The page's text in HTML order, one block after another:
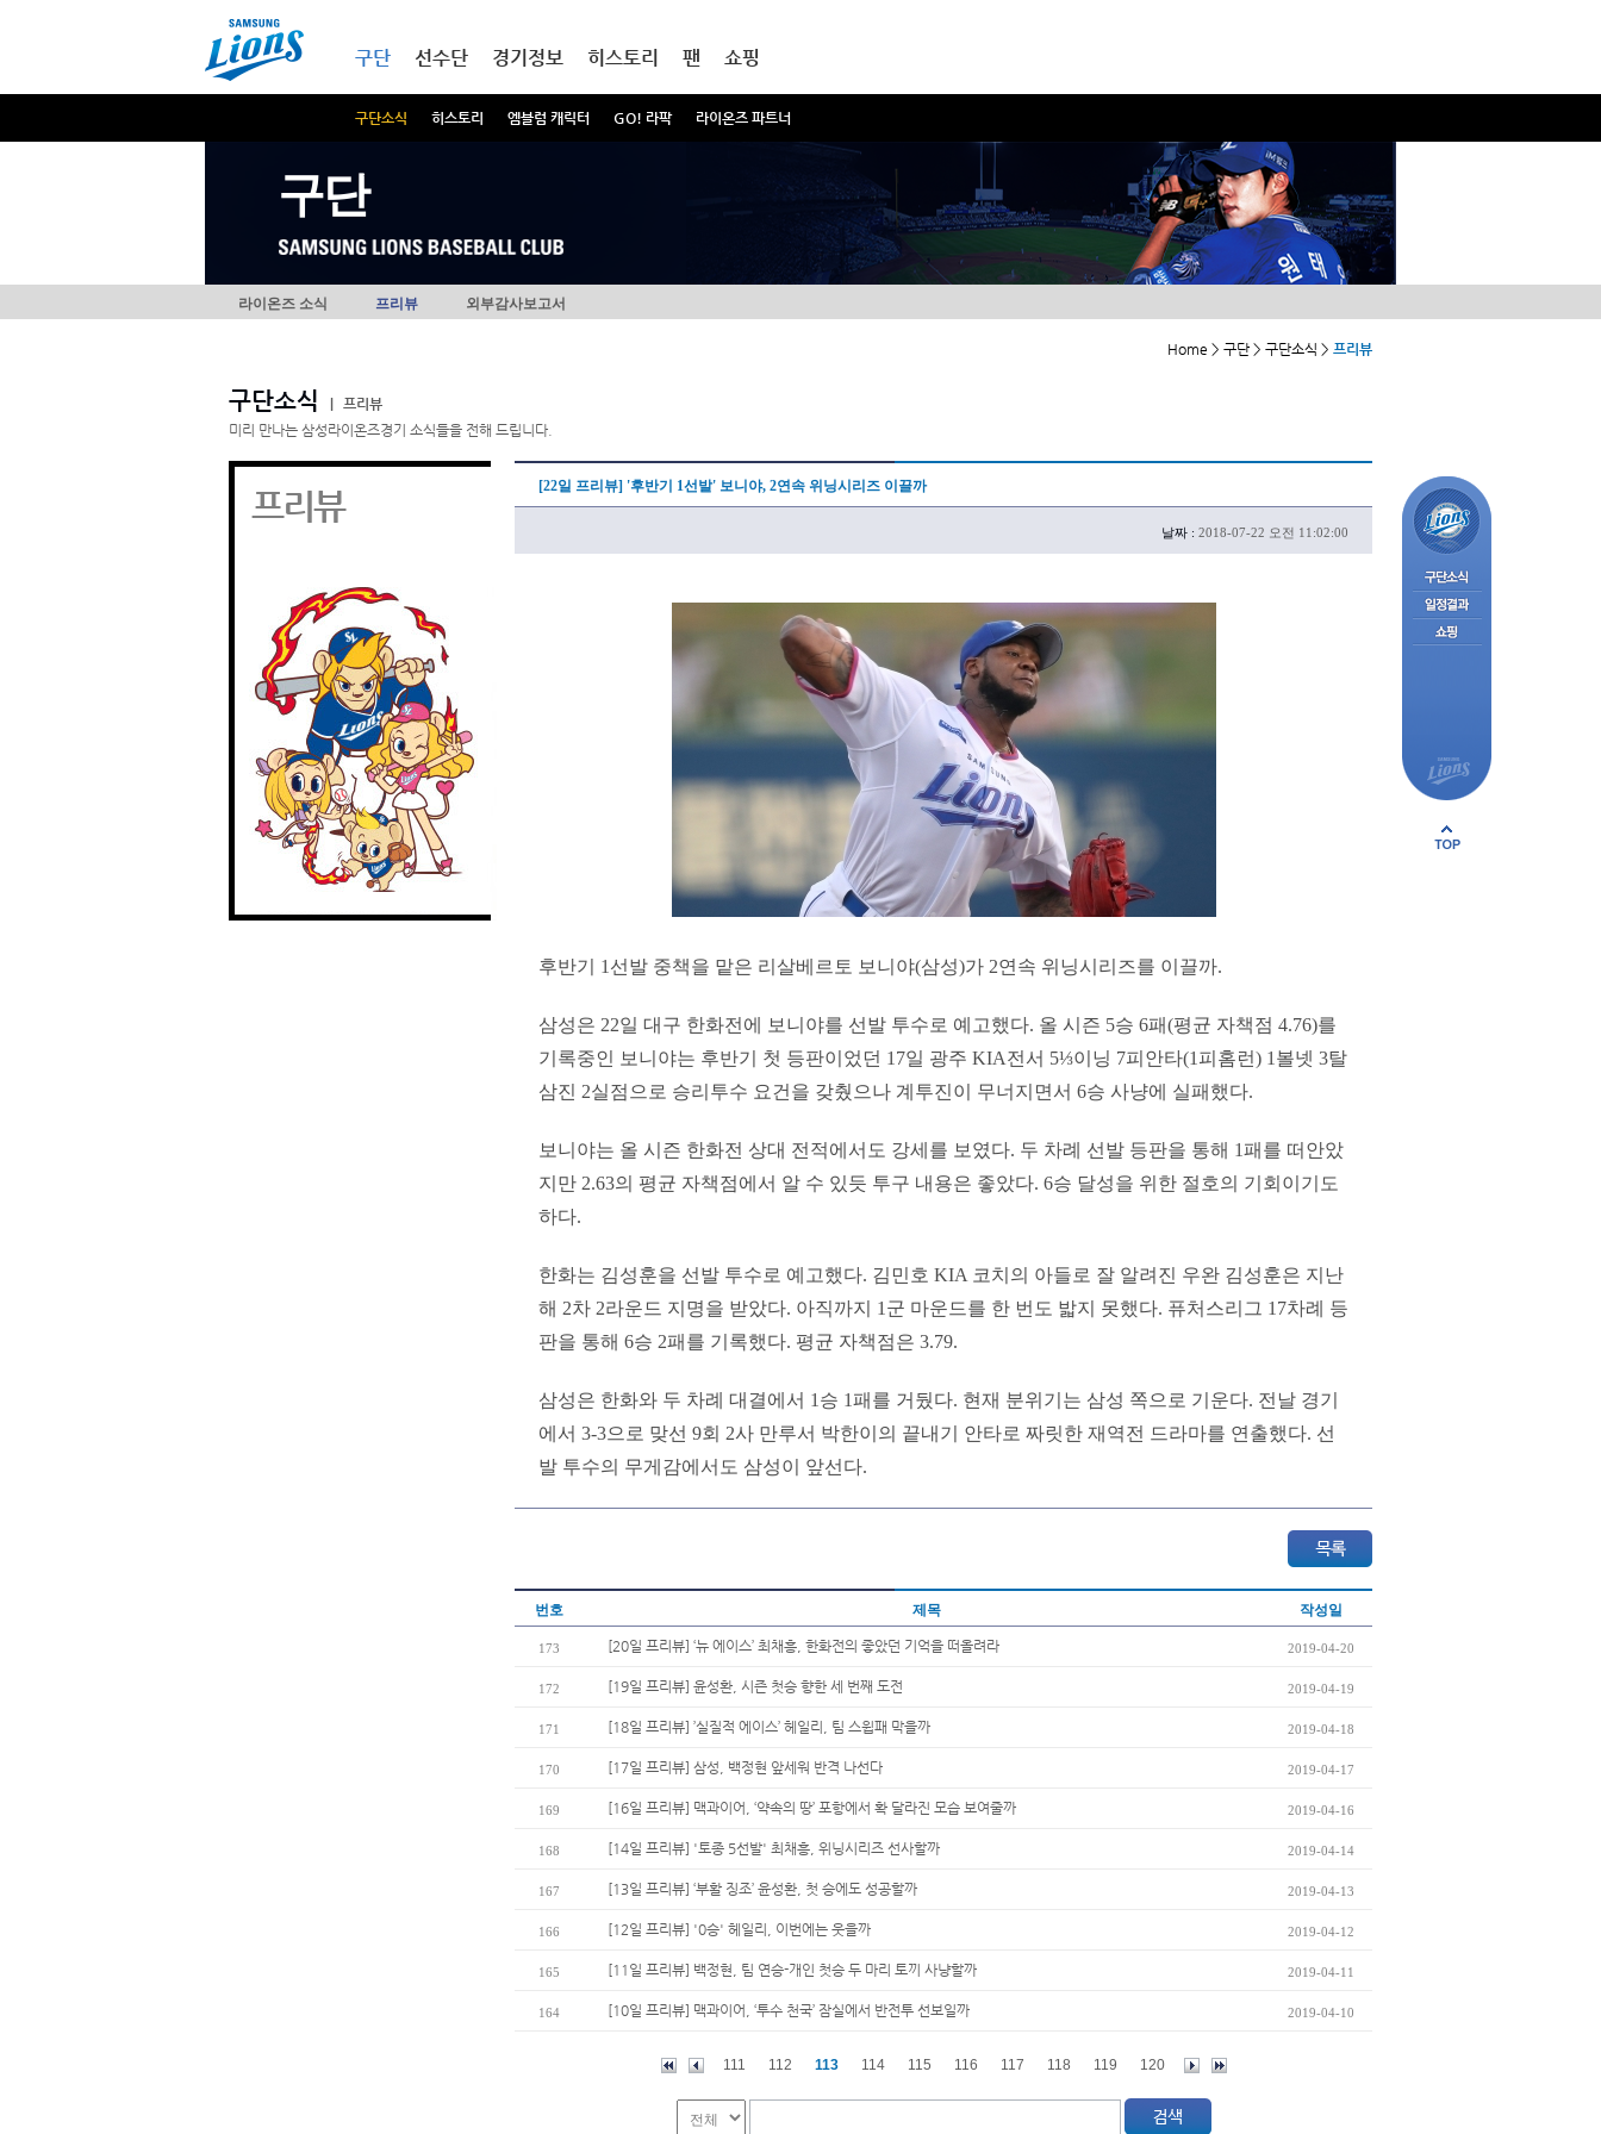
구단
구단소식 히스토리 엠블럼 캐릭터 GO! 라팍 라이온즈 파트너
선수단 경기정보 히스토리 팬 쇼핑
구단
라이온즈 소식 프리뷰 외부감사보고서
Home > 구단 > 구단소식 > 프리뷰
구단소식
프리뷰
미리 만나는 삼성라이온즈경기 소식들을 전해 드립니다.
프리뷰 [22일 프리뷰] '후반기 1선발' 보니야, 2연속 위닝시리즈 이끌까
날짜 : 2018-07-22 오전 11:02:00
후반기 1선발 중책을 맡은 리살베르토 보니야(삼성)가 2연속 위닝시리즈를 이끌까.
삼성은 22일 대구 한화전에 보니야를 선발 투수로 예고했다. 올 시즌 5승 6패(평균 자책점 4.76)를
기록중인 보니야는 후반기 첫 등판이었던 17일 광주 KIA전서 5⅓이닝 7피안타(1피홈런) 1볼넷 3탈
삼진 2실점으로 승리투수 요건을 갖췄으나 계투진이 무너지면서 6승 사냥에 실패했다.
보니야는 올 시즌 한화전 상대 전적에서도 강세를 보였다. 두 차례 선발 등판을 통해 1패를 떠안았
지만 2.63의 평균 자책점에서 알 수 있듯 투구 내용은 좋았다. 6승 달성을 위한 절호의 기회이기도
하다.
한화는 김성훈을 선발 투수로 예고했다. 김민호 KIA 코치의 아들로 잘 알려진 우완 김성훈은 지난
해 2차 2라운드 지명을 받았다. 아직까지 1군 마운드를 한 번도 밟지 못했다. 퓨처스리그 17차례 등
판을 통해 6승 2패를 기록했다. 평균 자책점은 3.79.
삼성은 한화와 두 차례 대결에서 1승 1패를 거뒀다. 현재 분위기는 삼성 쪽으로 기운다. 전날 경기
에서 3-3으로 맞선 9회 2사 만루서 박한이의 끝내기 안타로 짜릿한 재역전 드라마를 연출했다. 선
발 투수의 무게감에서도 삼성이 앞선다.
번호 제목 작성일
173 [20일 프리뷰] ‘뉴 에이스’ 최채흥, 한화전의 좋았던 기억을 떠올려라 2019-04-20
172 [19일 프리뷰] 윤성환, 시즌 첫승 향한 세 번째 도전 2019-04-19
171 [18일 프리뷰] ’실질적 에이스’ 헤일리, 팀 스윕패 막을까 2019-04-18
170 [17일 프리뷰] 삼성, 백정현 앞세워 반격 나선다 2019-04-17
169 [16일 프리뷰] 맥과이어, ‘약속의 땅’ 포항에서 확 달라진 모습 보여줄까 2019-04-16
168 [14일 프리뷰] '토종 5선발' 최채흥, 위닝시리즈 선사할까 2019-04-14
167 [13일 프리뷰] ‘부활 징조’ 윤성환, 첫 승에도 성공할까 2019-04-13
166 [12일 프리뷰] '0승' 헤일리, 이번에는 웃을까 2019-04-12
165 [11일 프리뷰] 백정현, 팀 연승-개인 첫승 두 마리 토끼 사냥할까 2019-04-11
164 [10일 프리뷰] 맥과이어, ‘투수 천국’ 잠실에서 반전투 선보일까 2019-04-10
111 112 113 114 115 116 117 118 119 120